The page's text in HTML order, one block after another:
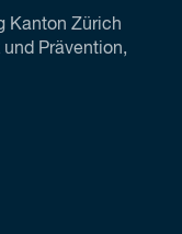
Kanton Zürich
Prävention,